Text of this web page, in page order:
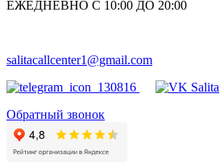
ЕЖЕДНЕВНО С 10:00 ДО 20:00
salitacallcenter1@gmail.com
Обратный звонок